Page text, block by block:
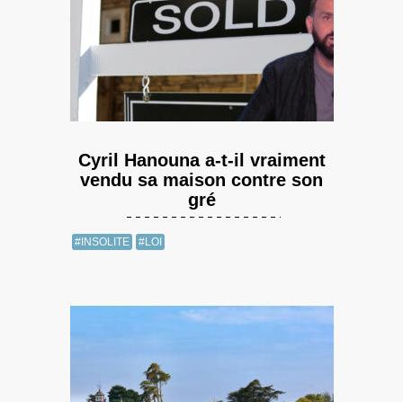
Cyril Hanouna a-t-il vraiment
vendu sa maison contre son
gré
#INSOLITE #LOI